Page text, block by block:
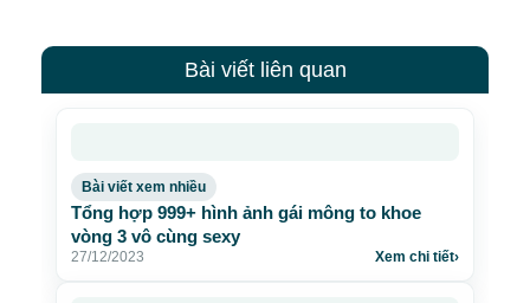
Bài viết liên quan
Bài viết xem nhiều
Tổng hợp 999+ hình ảnh gái mông to khoe
vòng 3 vô cùng sexy
27/12/2023 Xem chi tiết›